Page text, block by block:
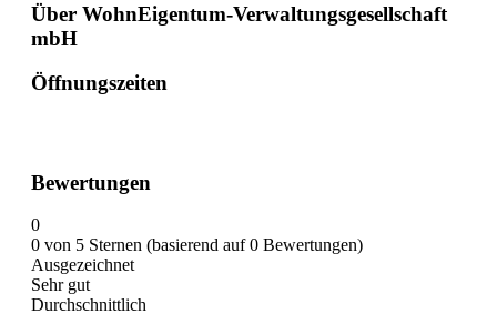
Über WohnEigentum-Verwaltungsgesellschaft
mbH
Öffnungszeiten
Bewertungen
0
0 von 5 Sternen (basierend auf 0 Bewertungen)
Ausgezeichnet
Sehr gut
Durchschnittlich